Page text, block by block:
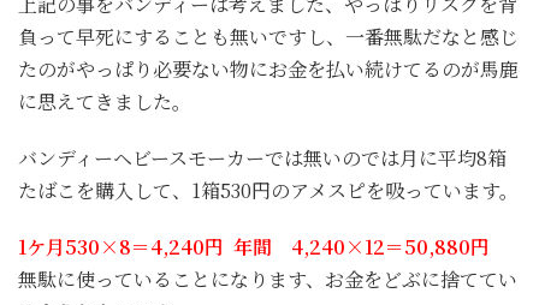
負って早死にすることも無いですし、一番無駄だなと感じ
たのがやっぱり必要ない物にお金を払い続けてるのが馬鹿
に思えてきました。
バンディーヘビースモーカーでは無いのでは月に平均8箱
たばこを購入して、1箱530円のアメスピを吸っています。
1ケ月530×8＝4,240円 年間 4,240×12＝50,880円
無駄に使っていることになります、お金をどぶに捨ててい